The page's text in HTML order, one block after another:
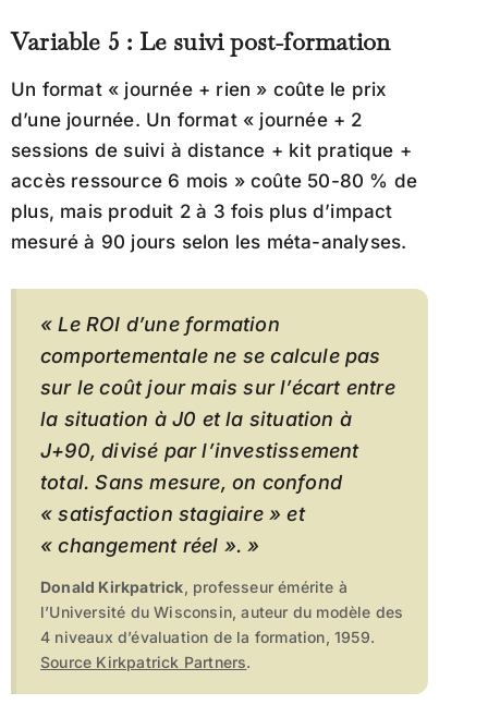
Variable 5 : Le suivi post-formation
Un format « journée + rien » coûte le prix
d’une journée. Un format « journée + 2
sessions de suivi à distance + kit pratique +
accès ressource 6 mois » coûte 50-80 % de
plus, mais produit 2 à 3 fois plus d’impact
mesuré à 90 jours selon les méta-analyses.
« Le ROI d’une formation
comportementale ne se calcule pas
sur le coût jour mais sur l’écart entre
la situation à J0 et la situation à
J+90, divisé par l’investissement
total. Sans mesure, on confond
« satisfaction stagiaire » et
« changement réel ». »
Donald Kirkpatrick, professeur émérite à
l’Université du Wisconsin, auteur du modèle des
4 niveaux d’évaluation de la formation, 1959.
Source Kirkpatrick Partners.